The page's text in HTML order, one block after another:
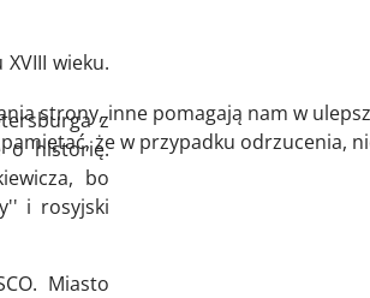
wieku.
z
o historię.
bo
i rosyjski
Miasto
strony, inne pomagają nam w
że w przypadku odrzucenia,